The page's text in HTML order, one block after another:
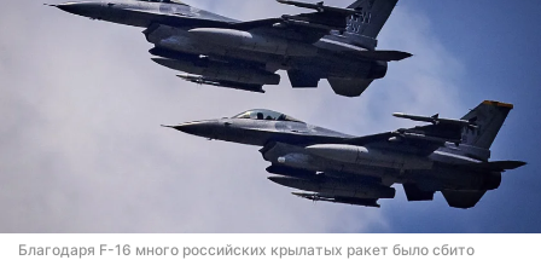
Благодаря F-16 много российских крылатых ракет было сбито